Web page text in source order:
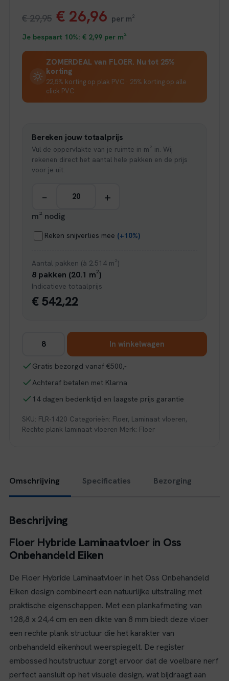
€29,95 Oorspronkelijke
prijs
was:
€ 29,95.
€ 26,96 Huidige
prijs
is:
€ 26,96.
per m²
Je bespaart 10%: € 2,99 per m²
ZOMERDEAL van FLOER. Nu tot 25%
korting
22,5% korting op plak PVC · 25% korting op alle
click PVC
Bereken jouw totaalprijs
Vul de oppervlakte van je ruimte in m² in. Wij
rekenen direct het aantal hele pakken en de prijs
voor je uit.
− +
m² nodig
Reken snijverlies mee (+10%)
Aantal pakken (à 2.514 m²)
8 pakken (20.1 m²)
Indicatieve totaalprijs
€ 542,22
Hybride
Laminaat
-
Oss
Eiken
aantal
In winkelwagen
Gratis bezorgd vanaf €500,-
Achteraf betalen met Klarna
14 dagen bedenktijd en laagste prijs garantie
SKU: FLR-1420 Categorieën: Floer, Laminaat vloeren,
Rechte plank laminaat vloeren Merk: Floer
Omschrijving Specificaties Bezorging
Beschrijving
Floer Hybride Laminaatvloer in Oss
Onbehandeld Eiken
De Floer Hybride Laminaatvloer in het Oss Onbehandeld
Eiken design combineert een natuurlijke uitstraling met
praktische eigenschappen. Met een plankafmeting van
128,8 x 24,4 cm en een dikte van 8 mm biedt deze vloer
een rechte plank structuur die het karakter van
onbehandeld eikenhout weerspiegelt. De register
embossed houtstructuur zorgt ervoor dat de voelbare nerf
perfect aansluit op het visuele design, wat bijdraagt aan